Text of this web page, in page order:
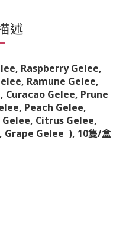
述
Raspberry Gelee,
Ramune Gelee,
Gelee, Prune
Peach Gelee,
Citrus Gelee,
Grape Gelee ), 10隻/盒